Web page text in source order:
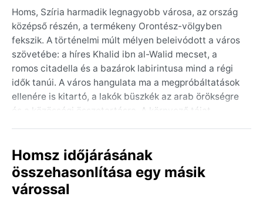
Homs, Szíria harmadik legnagyobb városa, az ország
középső részén, a termékeny Orontész-völgyben
fekszik. A történelmi múlt mélyen beleivódott a város
szövetébe: a híres Khalid ibn al-Walid mecset, a
romos citadella és a bazárok labirintusa mind a régi
idők tanúi. A város hangulata ma a megpróbáltatások
ellenére is kitartó, a lakók büszkék az arab örökségre
és a közösségi összetartásra. A környező tájat
adva a zöldellő völgynek.
A város éghajlata a forró nyarú mediterrán (Köppen:
Csa) típushoz tartozik. A nyarak hosszúak, rendkívül
Homsz időjárásának
összehasonlítása egy másik
várossal